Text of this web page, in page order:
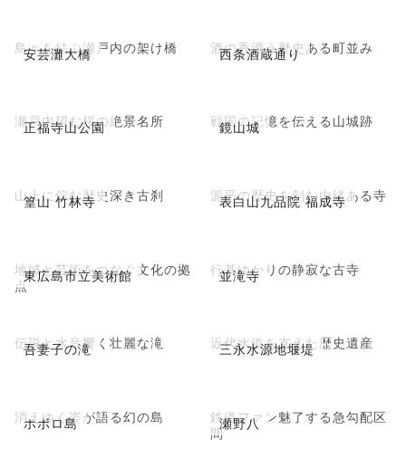
安芸灘大橋
島々を結ぶ瀬戸内の架け橋 西条酒蔵通り
酒の香漂う歴史ある町並み
正福寺山公園
瀬戸内望む桜の絶景名所 鏡山城
戦国の記憶を伝える山城跡
篁山 竹林寺
山上に佇む歴史深き古刹 表白山九品院 福成寺
源平の歴史を刻む由緒ある寺
東広島市立美術館
地域と芸術をつなぐ文化の拠
点
並滝寺
行基ゆかりの静寂な古寺
吾妻子の滝
伝説と水音響く壮麗な滝 三永水源地堰堤
近代水道を支えた歴史遺産
ホボロ島
消えゆく姿が語る幻の島 瀬野八
鉄道ファン魅了する急勾配区
間